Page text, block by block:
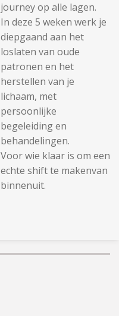
journey op alle lagen.
In deze 5 weken werk je
diepgaand aan het
loslaten van oude
patronen en het
herstellen van je
lichaam, met
persoonlijke
begeleiding en
behandelingen.
Voor wie klaar is om een
echte shift te makenvan
binnenuit.